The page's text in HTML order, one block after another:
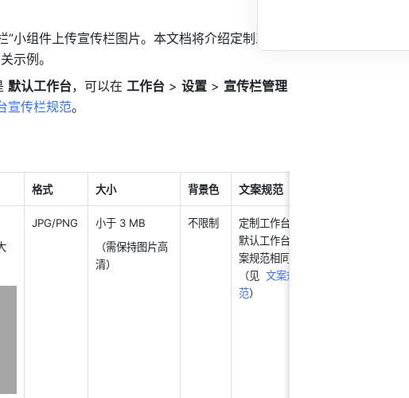
小组件上传宣传栏图片。本文档将介绍定制工作
示例。
默认工作台，可以在 工作台 > 设置 >
宣传栏规范。
格式 大小 背景色 文案规范
JPG/PNG
小于 3 MB
（需保持图片高
清）
不限制
定制工作台和
默认工作台文
案规范相同
（见 文案规
范）